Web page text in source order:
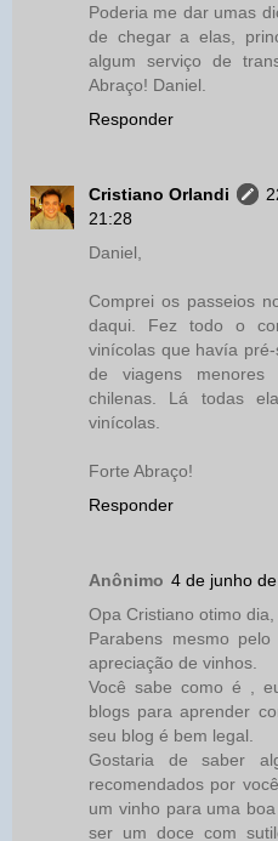
Poderia me dar umas
de chegar a elas,
algum serviço de
Abraço! Daniel.
Responder
Cristiano Orlandi
21:28
Daniel,
Comprei os passeios
daqui. Fez todo o
vinícolas que havía
de viagens menores
chilenas. Lá todas
vinícolas.
Forte Abraço!
Responder
Anônimo 4 de junho
Opa Cristiano otimo dia,
Parabens mesmo
apreciação de vinhos.
Você sabe como é ,
blogs para aprender
seu blog é bem legal.
Gostaria de saber
recomendados por
um vinho para uma
ser um doce com